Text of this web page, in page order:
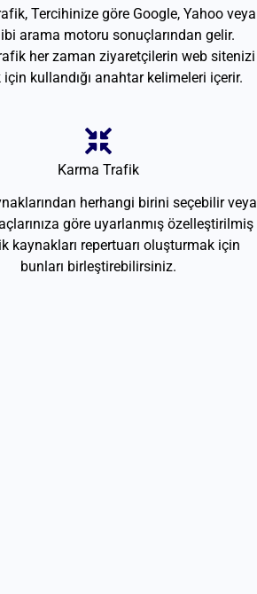
Tercihinize göre Google, Yahoo veya
arama motoru sonuçlarından gelir.
her zaman ziyaretçilerin web sitenizi
kullandığı anahtar kelimeleri içerir.
Karma Trafik
herhangi birini seçebilir veya
göre uyarlanmış özelleştirilmiş
kaynakları repertuarı oluşturmak için
bunları birleştirebilirsiniz.